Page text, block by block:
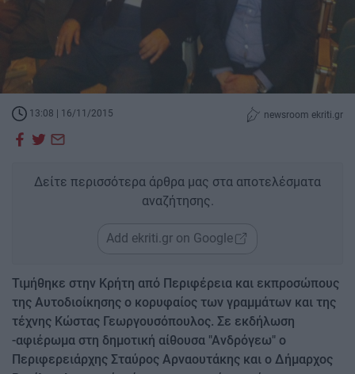
13:08 | 16/11/2015 newsroom ekriti.gr
Δείτε περισσότερα άρθρα μας στα αποτελέσματα
αναζήτησης.
Add ekriti.gr on Google
Τιμήθηκε στην Κρήτη από Περιφέρεια και εκπροσώπους
της Αυτοδιοίκησης ο κορυφαίος των γραμμάτων και της
τέχνης Κώστας Γεωργουσόπουλος. Σε εκδήλωση
-αφιέρωμα στη δημοτική αίθουσα "Ανδρόγεω" ο
Περιφερειάρχης Σταύρος Αρναουτάκης και ο Δήμαρχος